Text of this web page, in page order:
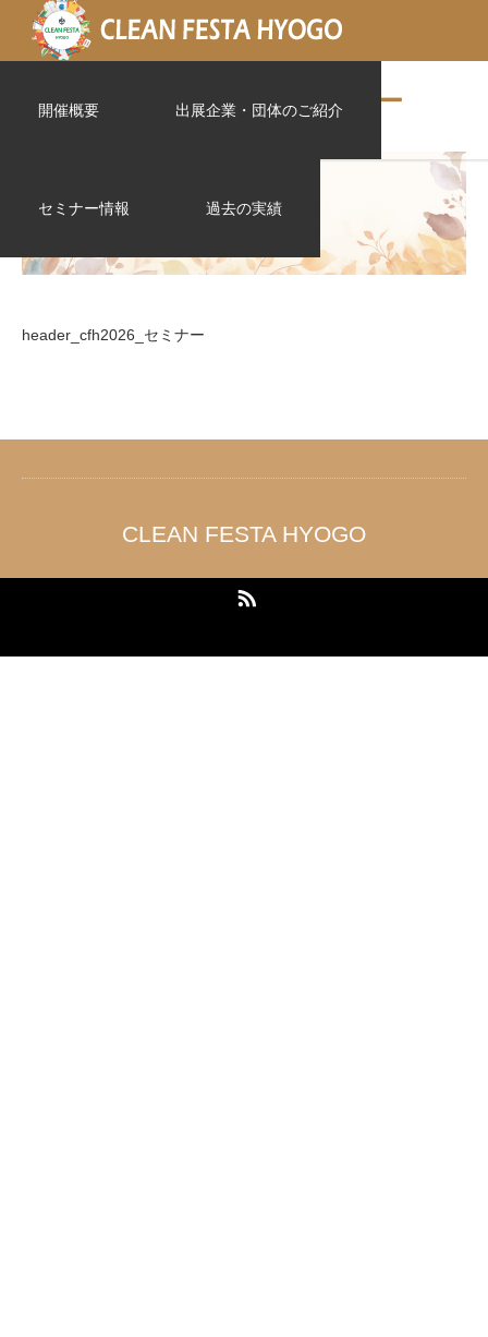
開催概要 出展企業・団体のご紹介
セミナー情報 過去の実績
header_cfh2026_セミナー
header_cfh2026_セミナー
CLEAN FESTA HYOGO